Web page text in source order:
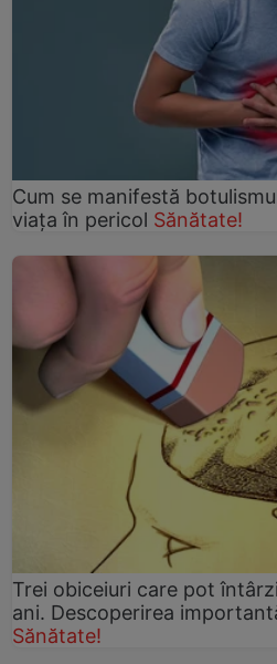
Cum se manifestă
viaţa în pericol Sănătate!
Trei obiceiuri care pot
ani. Descoperirea
Sănătate!